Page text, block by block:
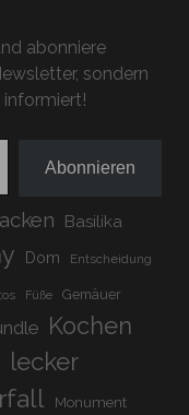
abonniere
sondern
informiert!
Abonnieren
Basilika
Dom Entscheidung
Füße Gemäuer
Kochen
lecker
Monument